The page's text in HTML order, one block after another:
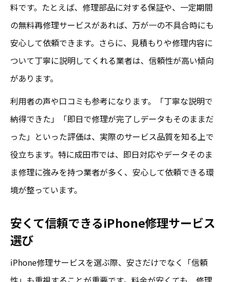
料です。たとえば、修理部品に対する保証や、一定期間
の無料再修理サービスがあれば、万が一の不具合時にも
安心して依頼できます。さらに、見積もりや修理内容に
ついて丁寧に説明してくれる業者は、信頼性が高い傾向
があります。
利用者の声や口コミも参考になります。「丁寧な説明で
納得できた」「即日で修理が完了しデータもそのままだ
った」といった評価は、実際のサービス品質を知る上で
役立ちます。特に成田市では、即日対応やデータそのま
ま修理に強みを持つ業者が多く、安心して依頼できる環
境が整っています。
安くて信頼できるiPhone修理サービス
選び
iPhone修理サービスを選ぶ際、安さだけでなく「信頼